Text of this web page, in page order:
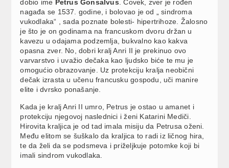
dobio ime Petrus Gonsalvus . Čovek, zver je rođen
nagađa se 1537. godine, i bolovao je od „ sindroma
vukodlaka“ , sada poznate bolesti- hipertrihoze. Žalosno
je što je on godinama na francuskom dvoru držan u
kavezu u odajama podzemlja, bukvalno kao kakva
opasna zver. No, dobri kralj Anri II je prekinuo ovo
varvarstvo i uvažio dečaka kao ljudsko biće te mu je
omogućio obrazovanje. Uz protekciju kralja neobični
dečak izrasta u učenu francusku gospodu, uči manire
elite i dvrsko ponašanje.
Kada je kralj Anri II umro, Petrus je ostao u amanet i
protekciju njegovoj naslednici i ženi Katarini Mediči.
Hirovita kraljica je od tad imala misiju da Petrusa oženi.
Među elitom se šuškalo da kraljica to radi iz ličnog hira,
te da želi da se podsmeva i priželjkuje potomke koji bi
imali sindrom vukodlaka.